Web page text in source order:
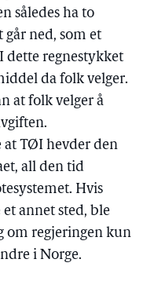
således ha to
ned, som et
dette regnestykket
da folk velger.
at folk velger å
at TØI hevder den
all den tid
Hvis
annet sted, ble
om regjeringen kun
i Norge.